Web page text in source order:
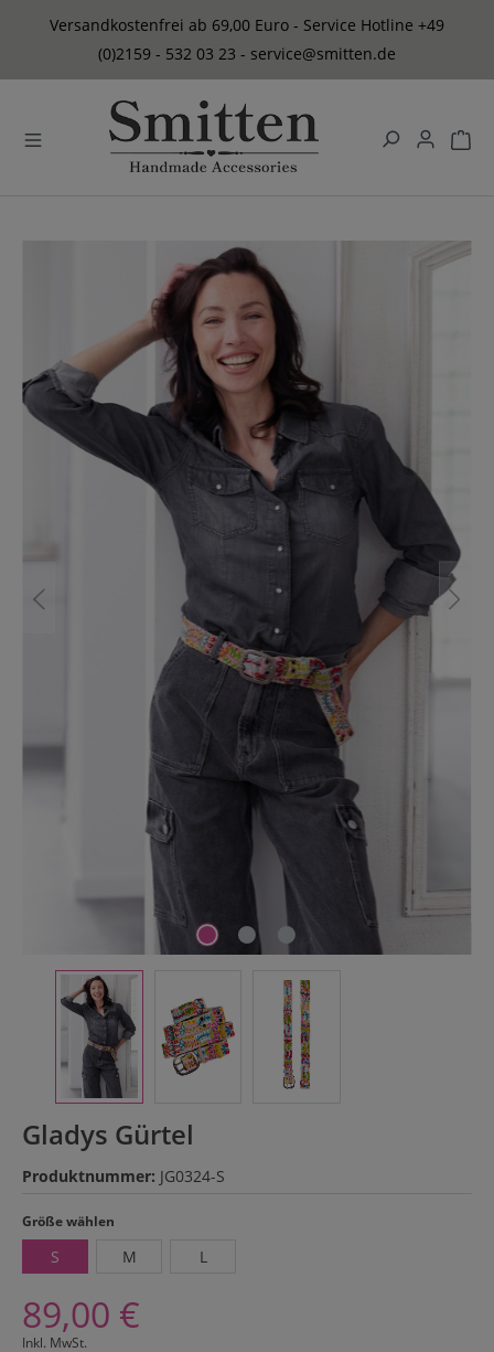
springen
Versandkostenfrei ab 69,00 Euro - Service Hotline +49
(0)2159 - 532 03 23 - service@smitten.de
Bildergalerie überspringen
Gladys Gürtel
Produktnummer: JG0324-S
Größe wählen
S
M L
89,00 €
Inkl. MwSt.